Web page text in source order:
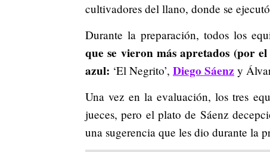
cultivadores del llano, donde se
Durante la preparación, todos los
que se vieron más apretados (por
azul: ‘El Negrito’, Diego Sáenz y
Una vez en la evaluación, los tres
jueces, pero el plato de Sáenz
una sugerencia que les dio durante la